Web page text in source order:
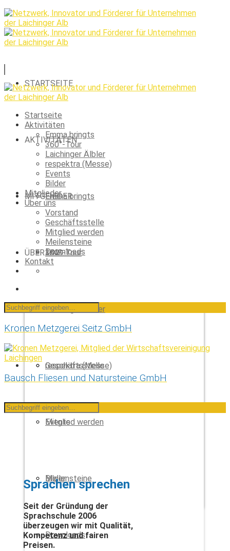
STARTSEITE
AKTIVITÄTEN
Emma bringts
360°-Tour
Laichinger Älbler
respektra (Messe)
Events
Bilder
MITGLIEDER
ÜBER UNS
Vorstand
Geschäftsstelle
Mitglied werden
Meilensteine
Downloads
KONTAKT
Startseite
Aktivitäten
Emma bringts
360°-Tour
Laichinger Älbler
respektra (Messe)
Events
Bilder
Mitglieder
Über uns
Vorstand
Geschäftsstelle
Mitglied werden
Meilensteine
Downloads
Kontakt
Kronen Metzgerei Seitz GmbH
Bausch Fliesen und Natursteine GmbH
Sprachen sprechen
Seit der Gründung der
Sprachschule 2006
überzeugen wir mit Qualität,
Kompetenz und fairen
Preisen.